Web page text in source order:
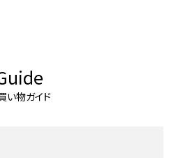
い物ガイド